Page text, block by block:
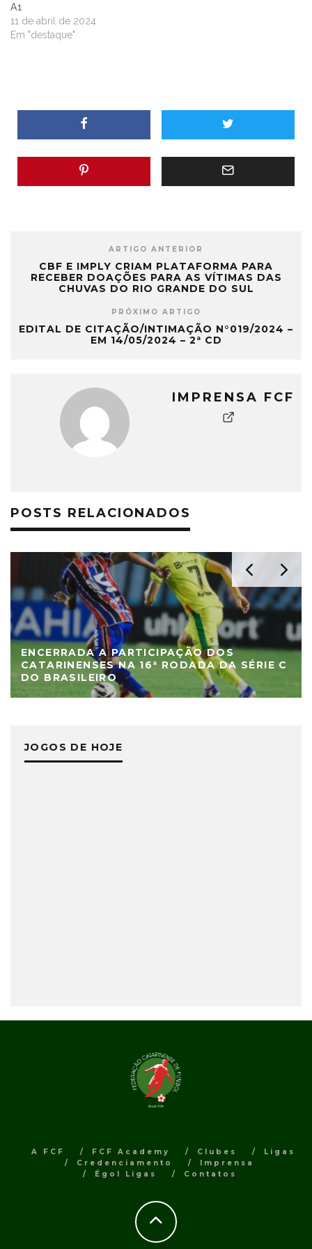
A1
11 de abril de 2024
Em "destaque"
ARTIGO ANTERIOR
CBF E IMPLY CRIAM PLATAFORMA PARA
RECEBER DOAÇÕES PARA AS VÍTIMAS DAS
CHUVAS DO RIO GRANDE DO SUL
PRÓXIMO ARTIGO
EDITAL DE CITAÇÃO/INTIMAÇÃO N°019/2024 –
EM 14/05/2024 – 2ª CD
IMPRENSA FCF
POSTS RELACIONADOS
ENCERRADA A PARTICIPAÇÃO DOS
CATARINENSES NA 16ª RODADA DA SÉRIE C
DO BRASILEIRO
JOGOS DE HOJE
A FCF FCF Academy Clubes
Ligas
Credenciamento
Imprensa
Égol Ligas
Contatos